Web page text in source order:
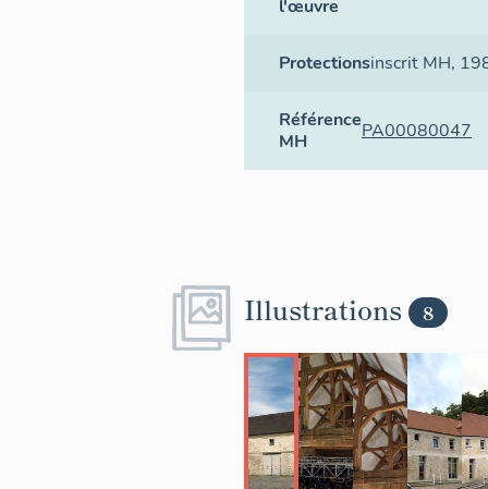
l'œuvre
Protectionsinscrit MH,
Référence
MH
PA00080047
Illustrations 8